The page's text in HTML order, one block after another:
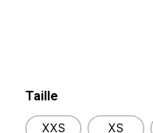
Taille
XXS XS